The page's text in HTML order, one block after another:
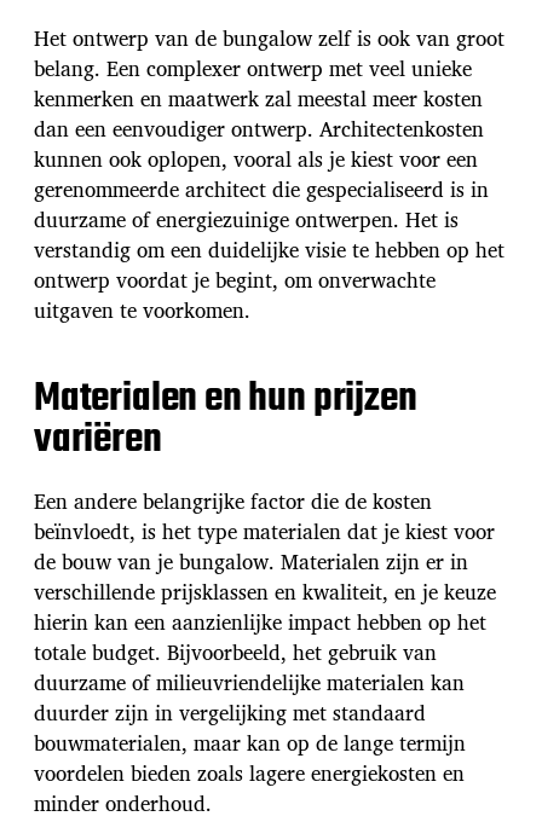
Het ontwerp van de bungalow zelf is ook van groot
belang. Een complexer ontwerp met veel unieke
kenmerken en maatwerk zal meestal meer kosten
dan een eenvoudiger ontwerp. Architectenkosten
kunnen ook oplopen, vooral als je kiest voor een
gerenommeerde architect die gespecialiseerd is in
duurzame of energiezuinige ontwerpen. Het is
verstandig om een duidelijke visie te hebben op het
ontwerp voordat je begint, om onverwachte
uitgaven te voorkomen.
Materialen en hun prijzen
variëren
Een andere belangrijke factor die de kosten
beïnvloedt, is het type materialen dat je kiest voor
de bouw van je bungalow. Materialen zijn er in
verschillende prijsklassen en kwaliteit, en je keuze
hierin kan een aanzienlijke impact hebben op het
totale budget. Bijvoorbeeld, het gebruik van
duurzame of milieuvriendelijke materialen kan
duurder zijn in vergelijking met standaard
bouwmaterialen, maar kan op de lange termijn
voordelen bieden zoals lagere energiekosten en
minder onderhoud.